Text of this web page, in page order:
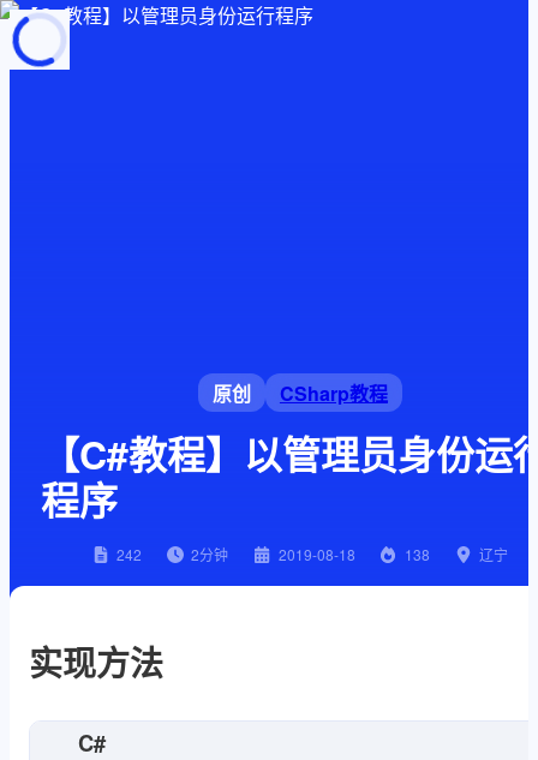
页面加载中
原创 CSharp教程
【C#教程】以管理员身份运
程序
242 2分钟 2019-08-18 138 辽宁
实现方法
C#